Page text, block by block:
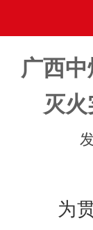
广西
灭
为贯